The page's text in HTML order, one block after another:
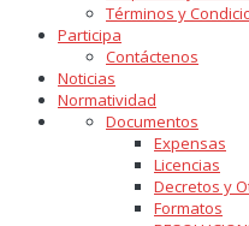
Términos y
Participa
Contáctenos
Noticias
Normatividad
Documentos
Expensas
Licencias
Decretos y
Formatos